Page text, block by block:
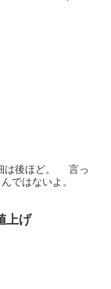
は後ほど。 言っ
ではないよ。
上げ